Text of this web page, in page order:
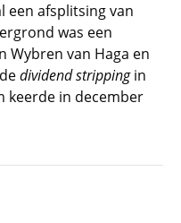
een afsplitsing van
was een
Wybren van Haga en
dividend strippingin
keerde in december